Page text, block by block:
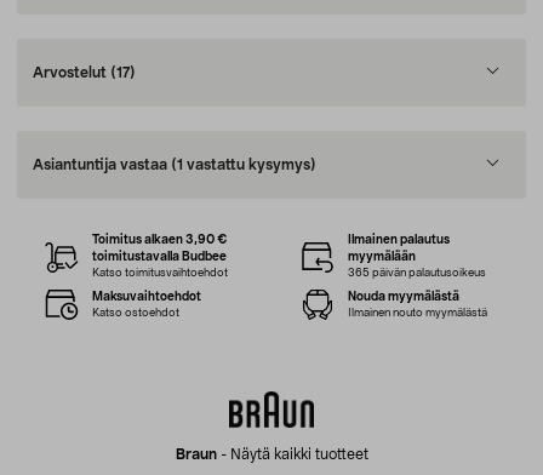
Arvostelut (17)
Asiantuntija vastaa (1 vastattu kysymys)
Braun- Näytä kaikki tuotteet
Toimitus alkaen 3,90 €
toimitustavalla Budbee
Katso toimitusvaihtoehdot
Ilmainen palautus
myymälään
365 päivän palautusoikeus
Maksuvaihtoehdot
Katso ostoehdot
Nouda myymälästä
Ilmainen nouto myymälästä